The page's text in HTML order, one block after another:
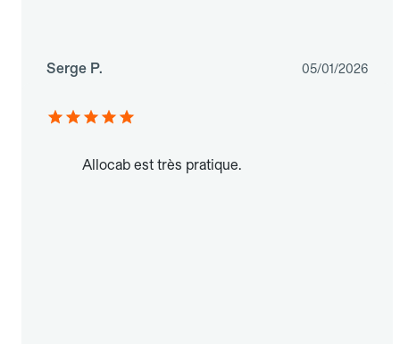
Serge P. 05/01/2026
Allocab est très pratique.